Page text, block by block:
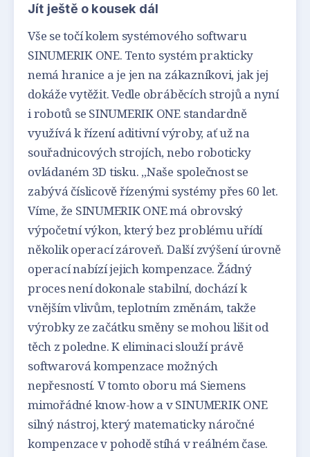
Jít ještě o kousek dál
Vše se točí kolem systémového softwaru
SINUMERIK ONE. Tento systém prakticky
nemá hranice a je jen na zákazníkovi, jak jej
dokáže vytěžit. Vedle obráběcích strojů a nyní
i robotů se SINUMERIK ONE standardně
využívá k řízení aditivní výroby, ať už na
souřadnicových strojích, nebo roboticky
ovládaném 3D tisku. „Naše společnost se
zabývá číslicově řízenými systémy přes 60 let.
Víme, že SINUMERIK ONE má obrovský
výpočetní výkon, který bez problému uřídí
několik operací zároveň. Další zvýšení úrovně
operací nabízí jejich kompenzace. Žádný
proces není dokonale stabilní, dochází k
vnějším vlivům, teplotním změnám, takže
výrobky ze začátku směny se mohou lišit od
těch z poledne. K eliminaci slouží právě
softwarová kompenzace možných
nepřesností. V tomto oboru má Siemens
mimořádné know-how a v SINUMERIK ONE
silný nástroj, který matematicky náročné
kompenzace v pohodě stíhá v reálném čase.